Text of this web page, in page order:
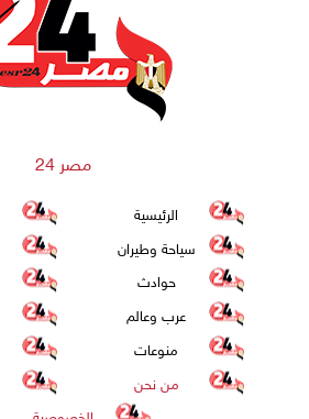
مصر 24
الرئيسية
سياحة وطيران
حوادث
عرب وعالم
منوعات
من نحن